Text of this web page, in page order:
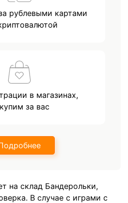
рублевыми картами
в магазинах,
за вас
на склад Бандерольки,
В случае с играми с